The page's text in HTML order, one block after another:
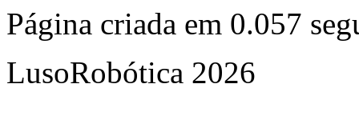
Página criada em 0.057
LusoRobótica 2026